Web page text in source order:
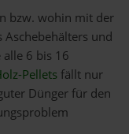
bzw. wohin mit der
Aschebehälters und
6 bis 16
Pelletsfällt nur
Dünger für den